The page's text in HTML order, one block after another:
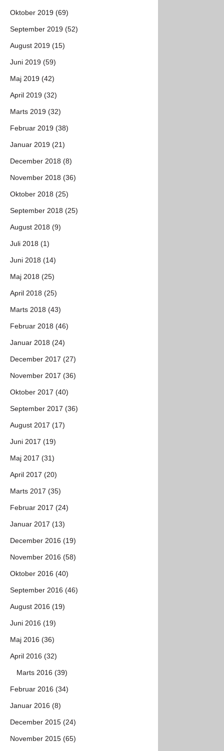
Oktober 2019 (69)
September 2019 (52)
August 2019 (15)
Juni 2019 (59)
Maj 2019 (42)
April 2019 (32)
Marts 2019 (32)
Februar 2019 (38)
Januar 2019 (21)
December 2018 (8)
November 2018 (36)
Oktober 2018 (25)
September 2018 (25)
August 2018 (9)
Juli 2018 (1)
Juni 2018 (14)
Maj 2018 (25)
April 2018 (25)
Marts 2018 (43)
Februar 2018 (46)
Januar 2018 (24)
December 2017 (27)
November 2017 (36)
Oktober 2017 (40)
September 2017 (36)
August 2017 (17)
Juni 2017 (19)
Maj 2017 (31)
April 2017 (20)
Marts 2017 (35)
Februar 2017 (24)
Januar 2017 (13)
December 2016 (19)
November 2016 (58)
Oktober 2016 (40)
September 2016 (46)
August 2016 (19)
Juni 2016 (19)
Maj 2016 (36)
April 2016 (32)
Marts 2016 (39)
Februar 2016 (34)
Januar 2016 (8)
December 2015 (24)
November 2015 (65)